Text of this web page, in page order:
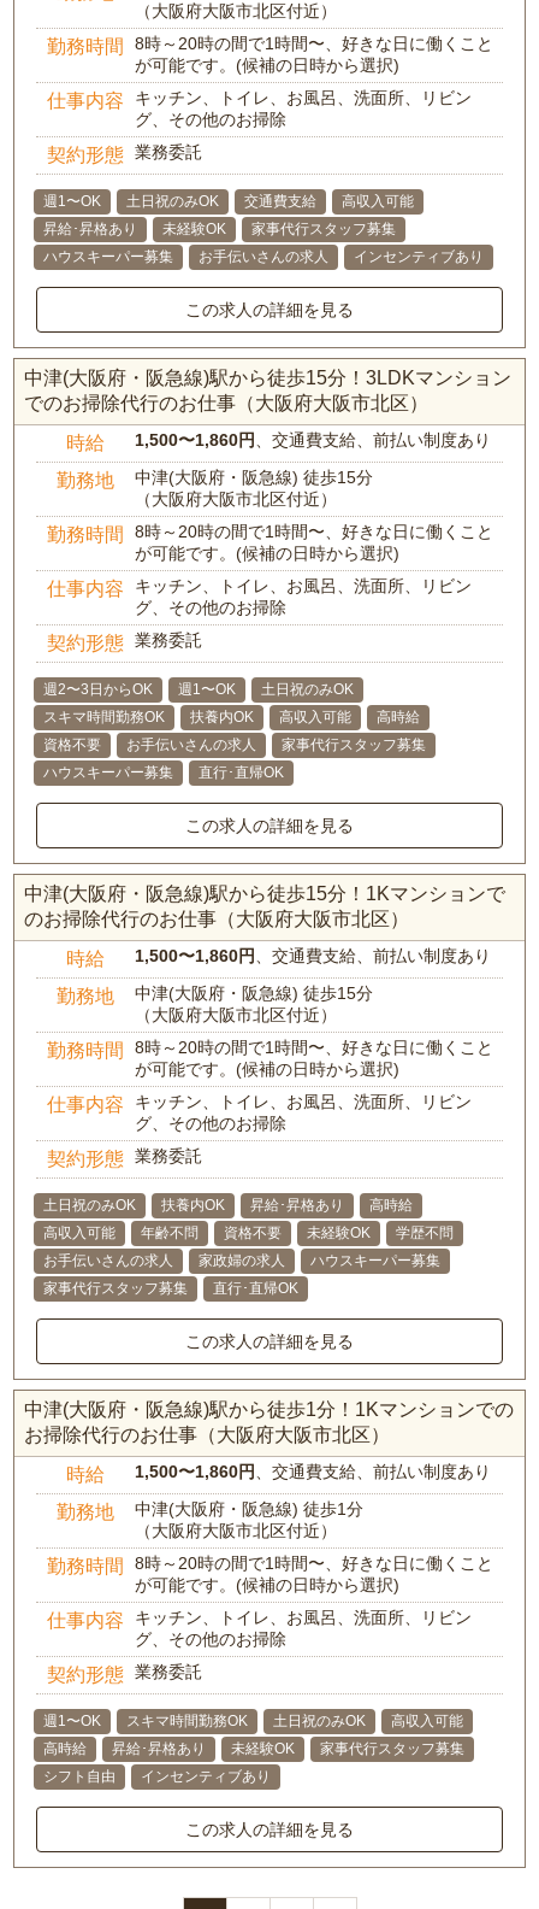
（大阪府大阪市北区付近）
勤務時間
8時～20時の間で1時間〜、好きな日に働くこと
が可能です。(候補の日時から選択)
仕事内容
キッチン、トイレ、お風呂、洗面所、リビン
グ、その他のお掃除
契約形態 業務委託
週1〜OK 土日祝のみOK 交通費支給
高収入可能
昇給･昇格あり
未経験OK
家事代行スタッフ募集
ハウスキーパー募集
お手伝いさんの求人 インセンティブあり
この求人の詳細を見る
中津(大阪府・阪急線)駅から徒歩15分！3LDKマンション
でのお掃除代行のお仕事（大阪府大阪市北区）
時給 1,500〜1,860円 、交通費支給、前払い制度あり
勤務地
中津(大阪府・阪急線) 徒歩15分
（大阪府大阪市北区付近）
勤務時間
8時～20時の間で1時間〜、好きな日に働くこと
が可能です。(候補の日時から選択)
仕事内容
キッチン、トイレ、お風呂、洗面所、リビン
グ、その他のお掃除
契約形態 業務委託
週2〜3日からOK 週1〜OK
土日祝のみOK
スキマ時間勤務OK
扶養内OK 高収入可能
高時給
資格不要
お手伝いさんの求人
家事代行スタッフ募集
ハウスキーパー募集
直行･直帰OK
この求人の詳細を見る
中津(大阪府・阪急線)駅から徒歩15分！1Kマンションで
のお掃除代行のお仕事（大阪府大阪市北区）
時給 1,500〜1,860円 、交通費支給、前払い制度あり
勤務地
中津(大阪府・阪急線) 徒歩15分
（大阪府大阪市北区付近）
勤務時間
8時～20時の間で1時間〜、好きな日に働くこと
が可能です。(候補の日時から選択)
仕事内容
キッチン、トイレ、お風呂、洗面所、リビン
グ、その他のお掃除
契約形態 業務委託
土日祝のみOK 扶養内OK 昇給･昇格あり
高時給
高収入可能
年齢不問 資格不要 未経験OK
学歴不問
お手伝いさんの求人
家政婦の求人
ハウスキーパー募集
家事代行スタッフ募集
直行･直帰OK
この求人の詳細を見る
中津(大阪府・阪急線)駅から徒歩1分！1Kマンションでの
お掃除代行のお仕事（大阪府大阪市北区）
時給 1,500〜1,860円 、交通費支給、前払い制度あり
勤務地
中津(大阪府・阪急線) 徒歩1分
（大阪府大阪市北区付近）
勤務時間
8時～20時の間で1時間〜、好きな日に働くこと
が可能です。(候補の日時から選択)
仕事内容
キッチン、トイレ、お風呂、洗面所、リビン
グ、その他のお掃除
契約形態 業務委託
週1〜OK スキマ時間勤務OK 土日祝のみOK
高収入可能
高時給
昇給･昇格あり 未経験OK
家事代行スタッフ募集
シフト自由
インセンティブあり
この求人の詳細を見る